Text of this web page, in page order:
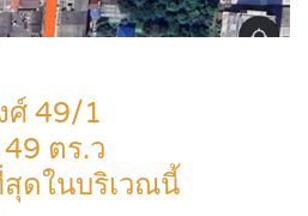
ศ์ 49/1
ตร.ว
ดในบริเวณนี้